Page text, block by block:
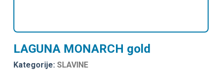
LAGUNA MONARCH gold
Kategorije: SLAVINE